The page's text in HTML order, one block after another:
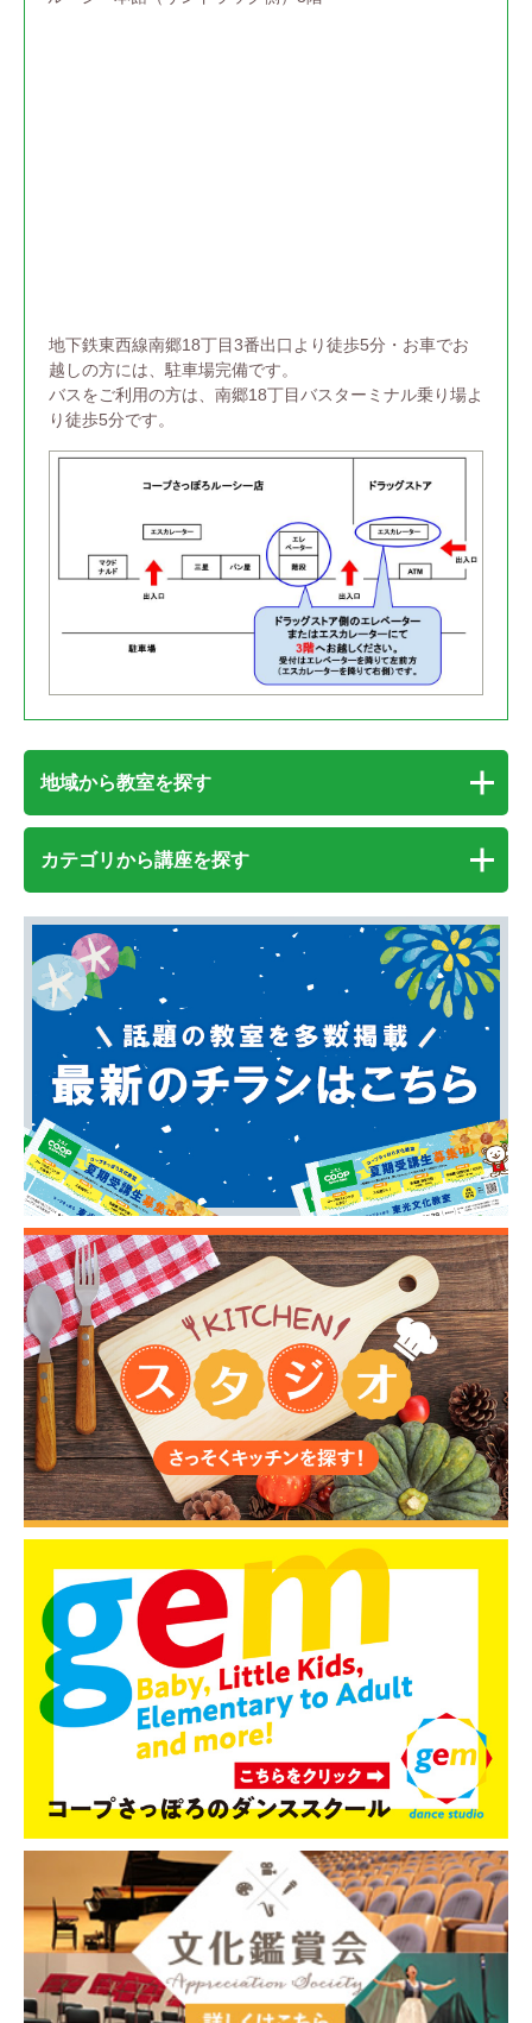
地下鉄東西線南郷18丁目3番出口より徒歩5分・お車でお
越しの方には、駐車場完備です。
バスをご利用の方は、南郷18丁目バスターミナル乗り場よ
り徒歩5分です。
地域から教室を探す
カテゴリから講座を探す